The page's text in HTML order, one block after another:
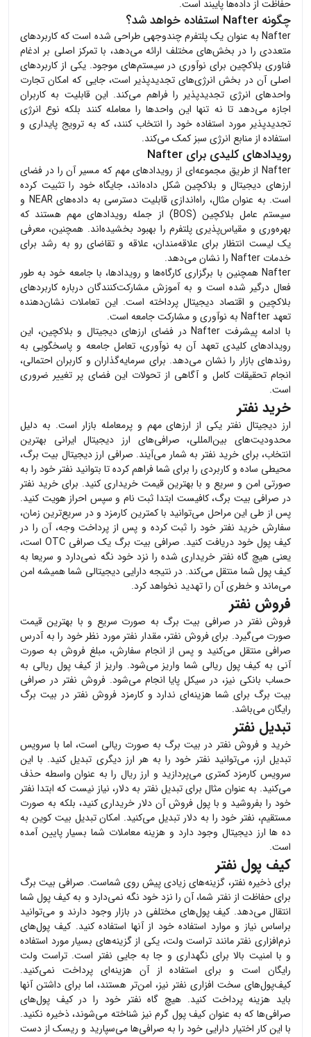
حفاظت از داده‌ها پایبند است.
چگونه Nafter استفاده خواهد شد؟
Nafter به عنوان یک پلتفرم چندوجهی طراحی شده است که کاربردهای
متعددی را در بخش‌های مختلف ارائه می‌دهد، با تمرکز اصلی بر ادغام
فناوری بلاکچین برای نوآوری در سیستم‌های موجود. یکی از کاربردهای
اصلی آن در بخش انرژی‌های تجدیدپذیر است، جایی که امکان تجارت
واحدهای انرژی تجدیدپذیر را فراهم می‌کند. این قابلیت به کاربران
اجازه می‌دهد تا نه تنها این واحدها را معامله کنند بلکه نوع انرژی
تجدیدپذیر مورد استفاده خود را انتخاب کنند، که به ترویج پایداری و
استفاده از منابع انرژی سبز کمک می‌کند.
رویدادهای کلیدی برای Nafter
Nafter از طریق مجموعه‌ای از رویدادهای مهم که مسیر آن را در فضای
ارزهای دیجیتال و بلاکچین شکل داده‌اند، جایگاه خود را تثبیت کرده
است. به عنوان مثال، راه‌اندازی قابلیت دسترسی به داده‌های NEAR و
سیستم عامل بلاکچین (BOS) از جمله رویدادهای مهم هستند که
بهره‌وری و مقیاس‌پذیری پلتفرم را بهبود بخشیده‌اند. همچنین، معرفی
یک لیست انتظار برای علاقه‌مندان، علاقه و تقاضای رو به رشد برای
خدمات Nafter را نشان می‌دهد.
Nafter همچنین با برگزاری کارگاه‌ها و رویدادها، با جامعه خود به طور
فعال درگیر شده است و به آموزش مشارکت‌کنندگان درباره کاربردهای
بلاکچین و اقتصاد دیجیتال پرداخته است. این تعاملات نشان‌دهنده
تعهد Nafter به نوآوری و مشارکت جامعه است.
با ادامه پیشرفت Nafter در فضای ارزهای دیجیتال و بلاکچین، این
رویدادهای کلیدی تعهد آن به نوآوری، تعامل جامعه و پاسخگویی به
روندهای بازار را نشان می‌دهد. برای سرمایه‌گذاران و کاربران احتمالی،
انجام تحقیقات کامل و آگاهی از تحولات این فضای پر تغییر ضروری
است.
خرید نفتر
ارز دیجیتال نفتر یکی از ارزهای مهم و پرمعامله بازار است. به دلیل
محدودیت‌های بین‌المللی، صرافی‌های ارز دیجیتال ایرانی بهترین
انتخاب، برای خرید نفتر به شمار می‌آیند. صرافی ارز دیجیتال بیت برگ،
محیطی ساده و کاربردی را برای شما فراهم کرده تا بتوانید نفتر خود را به
صورتی امن و سریع و با بهترین قیمت خریداری کنید. برای خرید نفتر
در صرافی بیت برگ، کافیست ابتدا ثبت نام و سپس احراز هویت کنید.
پس از طی این مراحل می‌توانید با کمترین کارمزد و در سریع‌ترین زمان،
سفارش خرید نفتر خود را ثبت کرده و پس از پرداخت وجه، آن را در
کیف پول خود دریافت کنید. صرافی بیت برگ یک صرافی OTC است،
یعنی هیچ گاه نفتر خریداری شده را نزد خود نگه نمی‌دارد و سریعا به
کیف پول شما منتقل می‌کند. در نتیجه دارایی دیجیتالی شما همیشه امن
می‌ماند و خطری آن را تهدید نخواهد کرد.
فروش نفتر
فروش نفتر در صرافی بیت برگ به صورت سریع و با بهترین قیمت
صورت می‌گیرد. برای فروش نفتر، مقدار نفتر مورد نظر خود را به آدرس
صرافی منتقل می‌کنید و پس از انجام سفارش، مبلغ فروش به صورت
آنی به کیف پول ریالی شما واریز می‌شود. واریز از کیف پول ریالی به
حساب بانکی نیز، در سیکل پایا انجام می‌شود. فروش نفتر در صرافی
بیت برگ برای شما هزینه‌ای ندارد و کارمزد فروش نفتر در بیت برگ
رایگان می‌باشد.
تبدیل نفتر
خرید و فروش نفتر در بیت برگ به صورت ریالی است، اما با سرویس
تبدیل ارز، می‌توانید نفتر خود را به هر ارز دیگری تبدیل کنید. با این
سرویس کارمزد کمتری می‌پردازید و ارز ریال را به عنوان واسطه حذف
می‌کنید. به عنوان مثال برای تبدیل نفتر به دلار، نیاز نیست که ابتدا نفتر
خود را بفروشید و با پول فروش آن دلار خریداری کنید، بلکه به صورت
مستقیم، نفتر خود را به دلار تبدیل می‌کنید. امکان تبدیل بیت کوین به
ده ها ارز دیجیتال وجود دارد و هزینه معاملات شما بسیار پایین آمده
است.
کیف پول نفتر
برای ذخیره نفتر، گزینه‌های زیادی پیش روی شماست. صرافی بیت برگ
برای حفاظت از نفتر شما، آن را نزد خود نگه نمی‌دارد و به کیف پول شما
انتقال می‌دهد. کیف پول‌های مختلفی در بازار وجود دارند و می‌توانید
براساس نیاز و موارد استفاده خود از آنها استفاده کنید. کیف پول‌های
نرم‌افزاری نفتر مانند تراست ولت، یکی از گزینه‌های بسیار مورد استفاده
و با امنیت بالا برای نگهداری و جا به جایی نفتر است. تراست ولت
رایگان است و برای استفاده از آن هزینه‌ای پرداخت نمی‌کنید.
کیف‌پول‌های سخت افزاری نفتر نیز، امن‌تر هستند، اما برای داشتن آنها
باید هزینه پرداخت کنید. هیچ گاه نفتر خود را در کیف پول‌های
صرافی‌ها که به عنوان کیف پول گرم نیز شناخته می‌شوند، ذخیره نکنید.
با این کار اختیار دارایی خود را به صرافی‌ها می‌سپارید و ریسک از دست